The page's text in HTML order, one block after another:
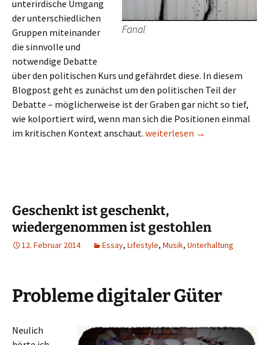
Fanal
unterirdische Umgang
der unterschiedlichen
Gruppen miteinander
die sinnvolle und
notwendige Debatte
über den politischen Kurs und gefährdet diese. In diesem
Blogpost geht es zunächst um den politischen Teil der
Debatte – möglicherweise ist der Graben gar nicht so tief,
wie kolportiert wird, wenn man sich die Positionen einmal
im kritischen Kontext anschaut. Links, sozialliberal, vorn oder
weiterlesen →
Geschenkt ist geschenkt,
wiedergenommen ist gestohlen
12. Februar 2014 Essay, Lifestyle, Musik, Unterhaltung
Probleme digitaler Güter
Neulich